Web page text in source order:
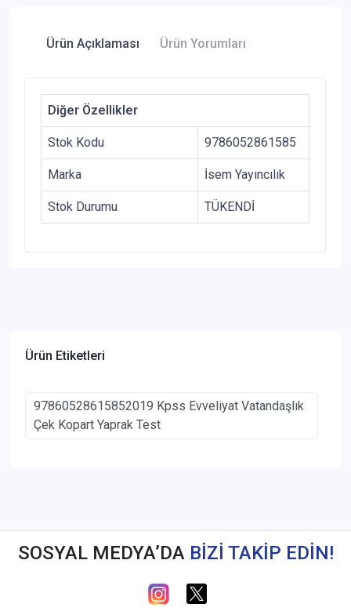
Ürün Açıklaması Ürün Yorumları
Diğer Özellikler
Stok Kodu 9786052861585
Marka İsem Yayıncılık
Stok Durumu TÜKENDİ
Ürün Etiketleri
97860528615852019 Kpss Evveliyat Vatandaşlık
Çek Kopart Yaprak Test
SOSYAL MEDYA’DA BİZİ TAKİP EDİN!